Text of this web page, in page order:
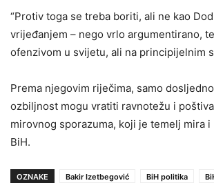
“Protiv toga se treba boriti, ali ne kao
vrijeđanjem – nego vrlo argumentirano,
ofenzivom u svijetu, ali na principijelnim
Prema njegovim riječima, samo
ozbiljnost mogu vratiti ravnotežu i
mirovnog sporazuma, koji je temelj mira
BiH.
OZNAKE Bakir Izetbegović BiH politika